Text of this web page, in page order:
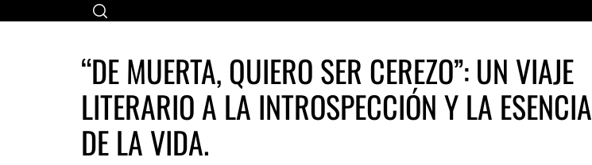
“DE MUERTA, QUIERO SER CEREZO”: UN VIAJE
LITERARIO A LA INTROSPECCIÓN Y LA ESENCIA
DE LA VIDA.